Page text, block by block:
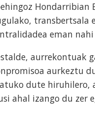
eman nahi
aurrekontuak
aurkeztu
dute hiruhilero,
ahal izango du zer